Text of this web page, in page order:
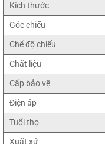
Kích thước
Góc chiếu
Chế độ chiếu
Chất liệu
Cấp bảo vệ
Điện áp
Tuổi thọ
Xuất xứ